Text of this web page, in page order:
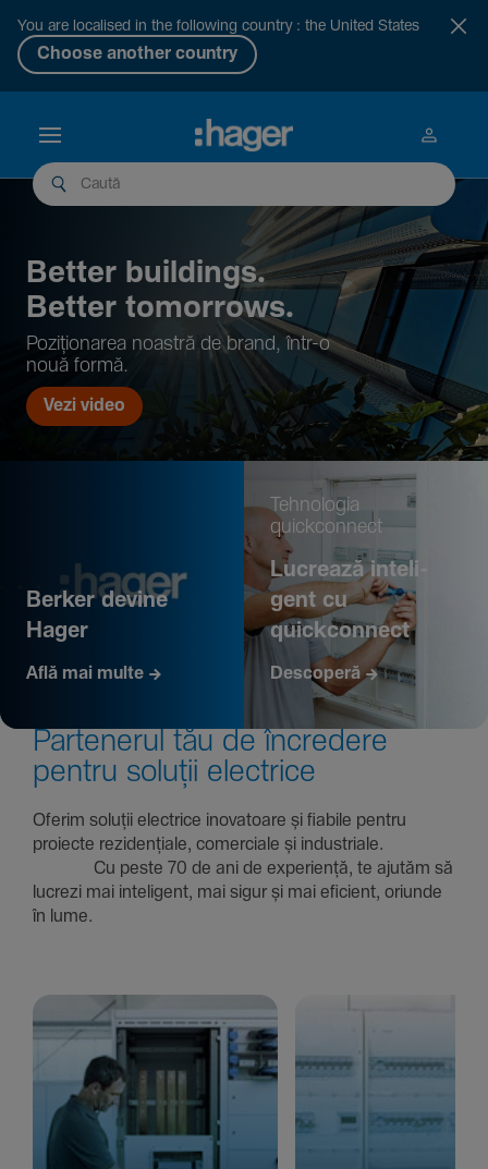
You are localised in the following country : the United States
Choose another country
Better buil­dings.
Better tomor­rows.
Pozi­țio­narea noastră de brand, într-o
nouă formă.
Vezi video
Berker devine
Hager
Află mai multe
Tehno­logia
quickconnect
Lucrează inte­li­
gent cu
quickconnect
Descoperă
Parte­nerul tău de încre­dere
pentru soluții electrice
Oferim soluții electrice inova­toare și fiabile pentru
proiecte rezi­den­țiale, comer­ciale și indus­triale.
Cu peste 70 de ani de expe­riență, te ajutăm să
lucrezi mai inte­li­gent, mai sigur și mai eficient, oriunde
în lume.